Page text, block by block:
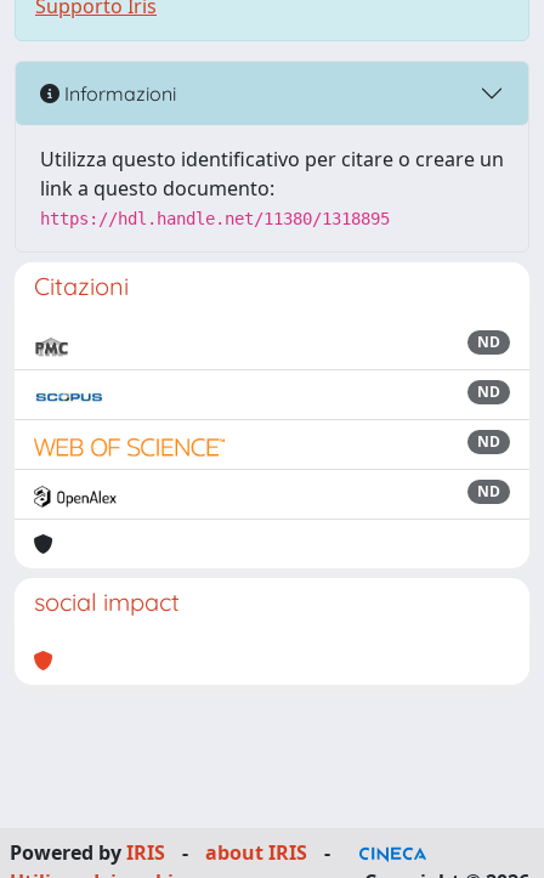
Supporto Iris
Informazioni
Utilizza questo identificativo per citare o creare un
link a questo documento:
https://hdl.handle.net/11380/1318895
Citazioni
ND
ND
ND
ND
social impact
Powered byIRIS - about IRIS
-